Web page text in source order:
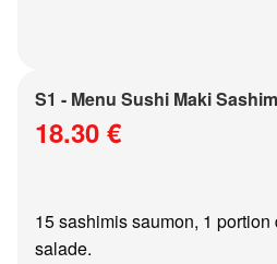
S1 - Menu Sushi Maki
18.30 €
15 sashimis saumon, 1 portion
salade.